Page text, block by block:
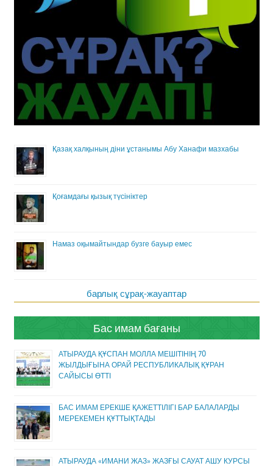
Қазақ халқының діни ұстанымы Абу Ханафи мазхабы
Қоғамдағы қызық түсініктер
Намаз оқымайтындар бузге бауыр емес
барлық сұрақ-жауаптар
Бас имам бағаны
АТЫРАУДА ҚҰСПАН МОЛЛА МЕШІТІНІҢ 70
ЖЫЛДЫҒЫНА ОРАЙ РЕСПУБЛИКАЛЫҚ ҚҰРАН
САЙЫСЫ ӨТТІ
БАС ИМАМ ЕРЕКШЕ ҚАЖЕТТІЛІГІ БАР БАЛАЛАРДЫ
МЕРЕКЕМЕН ҚҰТТЫҚТАДЫ
АТЫРАУДА «ИМАНИ ЖАЗ» ЖАЗҒЫ САУАТ АШУ КУРСЫ